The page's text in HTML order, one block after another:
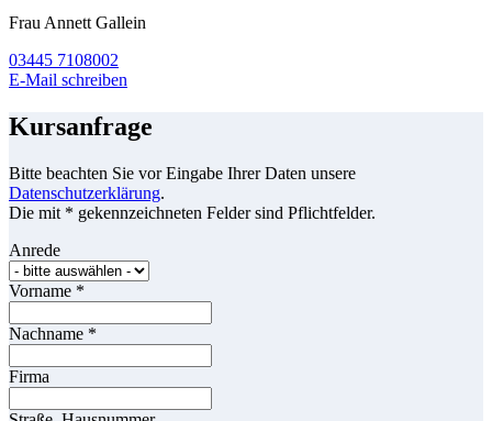
Frau Annett Gallein
03445 7108002
E-Mail schreiben
Kursanfrage
Bitte beachten Sie vor Eingabe Ihrer Daten unsere
Datenschutzerklärung.
Die mit * gekennzeichneten Felder sind Pflichtfelder.
Anrede
Vorname *
Nachname *
Firma